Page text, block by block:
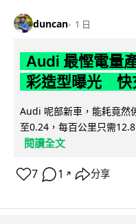
duncan 1 日
Audi 最慳電量
彩造型曝光 快
Audi 呢部新車，能耗竟然
至0.24，每百公里只需
閱讀全文
7 1 ↗ 分享